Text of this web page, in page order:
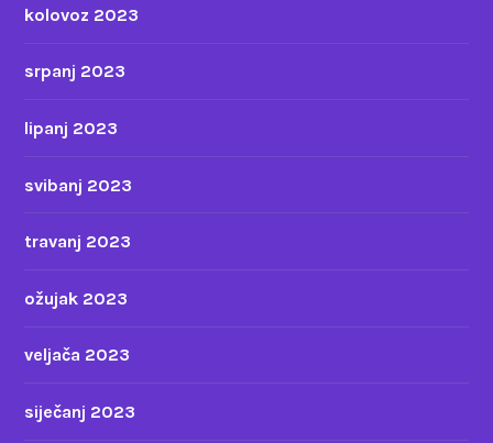
kolovoz 2023
srpanj 2023
lipanj 2023
svibanj 2023
travanj 2023
ožujak 2023
veljača 2023
siječanj 2023